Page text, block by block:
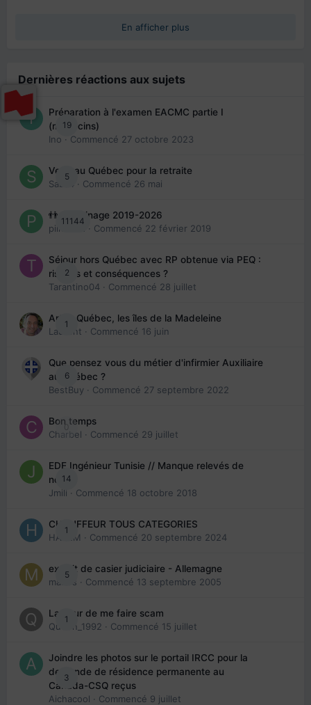
En afficher plus
Dernières réactions aux sujets
19
Préparation à l'examen EACMC partie I
(médecins)
Ino · Commencé 27 octobre 2023
5
Venir au Québec pour la retraite
Sab74
· Commencé 26 mai
11144
👬 Parrainage 2019-2026
piinoush
· Commencé 22 février 2019
2
Séjour hors Québec avec RP obtenue via PEQ :
risques et conséquences ?
Tarantino04 · Commencé 28 juillet
1
Arte : Québec, les îles de la Madeleine
Laurent · Commencé 16 juin
6
Que pensez vous du métier d'infirmier Auxiliaire
au Québec ?
BestBuy · Commencé 27 septembre 2022
0
Bon temps
Charbel · Commencé 29 juillet
14
EDE Ingénieur Tunisie // Manque relevés de
note
Jmili · Commencé 18 octobre 2018
1
CHAUFFEUR TOUS CATEGORIES
HAZEM · Commencé 20 septembre 2024
5
extrait de casier judiciaire - Allemagne
maries · Commencé 13 septembre 2005
1
La peur de me faire scam
Queen_1992 · Commencé 15 juillet
3
Joindre les photos sur le portail IRCC pour la
demande de résidence permanente au
Canada-CSQ reçus
Aichacool · Commencé 9 juillet